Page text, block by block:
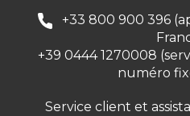
+33 800 900 396
+39 0444 1270008
numéro
Service client et